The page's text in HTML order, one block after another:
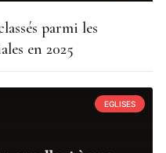
parmi les
en 2025
EGLISES